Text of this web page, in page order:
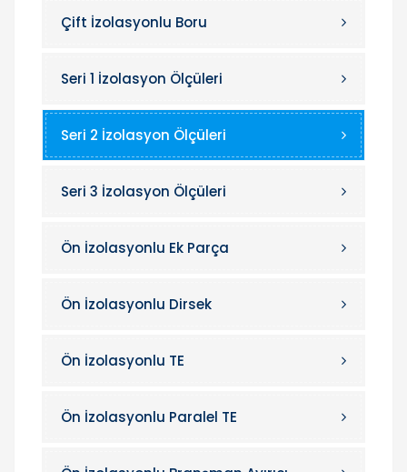
Çift İzolasyonlu Boru
Seri 1 İzolasyon Ölçüleri
Seri 2 İzolasyon Ölçüleri
Seri 3 İzolasyon Ölçüleri
Ön İzolasyonlu Ek Parça
Ön İzolasyonlu Dirsek
Ön İzolasyonlu TE
Ön İzolasyonlu Paralel TE